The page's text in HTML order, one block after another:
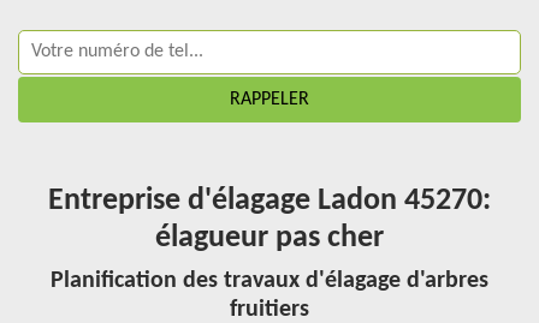
Entreprise d'élagage Ladon 45270:
élagueur pas cher
Planification des travaux d'élagage d'arbres
fruitiers